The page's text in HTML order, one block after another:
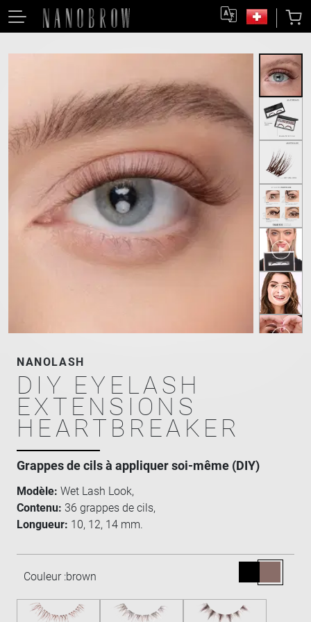
NANOLASH
DIY EYELASH
EXTENSIONS
HEARTBREAKER
Grappes de cils à appliquer soi-même (DIY)
Modèle: Wet Lash Look,
Contenu: 36 grappes de cils,
Longueur: 10, 12, 14 mm.
Couleur :brown